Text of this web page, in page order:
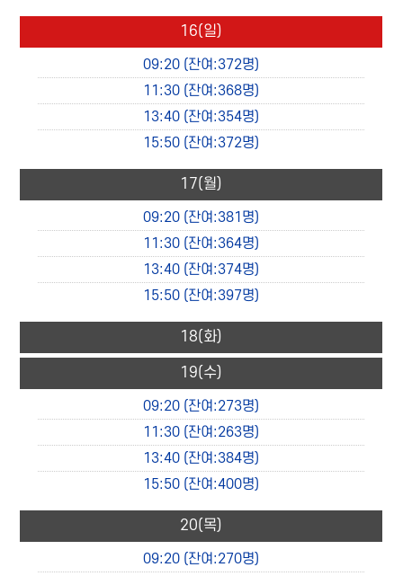
16(일)
09:20 (잔여:372명)
11:30 (잔여:368명)
13:40 (잔여:354명)
15:50 (잔여:372명)
17(월)
09:20 (잔여:381명)
11:30 (잔여:364명)
13:40 (잔여:374명)
15:50 (잔여:397명)
18(화)
19(수)
09:20 (잔여:273명)
11:30 (잔여:263명)
13:40 (잔여:384명)
15:50 (잔여:400명)
20(목)
09:20 (잔여:270명)